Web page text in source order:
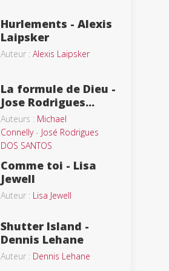
Hurlements - Alexis
Laipsker
Auteur : Alexis Laipsker
La formule de Dieu -
Jose Rodrigues...
Auteurs : Michael
Connelly- José Rodrigues
DOS SANTOS
Comme toi - Lisa
Jewell
Auteur : Lisa Jewell
Shutter Island -
Dennis Lehane
Auteur : Dennis Lehane